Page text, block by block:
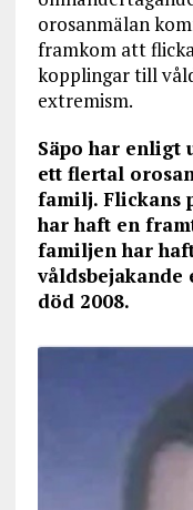
orosanmälan
framkom att
kopplingar till
extremism.
Säpo har
ett flertal
familj. Flickans
har haft en
familjen har
våldsbejakande
död 2008.